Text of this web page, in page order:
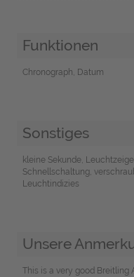
Funktionen
Chronograph, Datum
Sonstiges
kleine Sekunde,
Schnellschaltung,
Leuchtindizies
Unsere
This is a very good Breitling